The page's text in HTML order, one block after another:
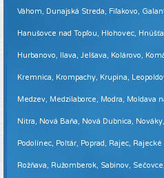
Váhom, Dunajská Streda, Fiľakovo,
Hanušovce nad Topľou, Hlohovec,
Hurbanovo, Ilava, Jelšava, Kolárovo,
Kremnica, Krompachy, Krupina,
Medzev, Medzilaborce, Modra, Moldava
Nitra, Nová Baňa, Nová Dubnica,
Podolínec, Poltár, Poprad, Rajec,
Rožňava, Ružomberok, Sabinov,